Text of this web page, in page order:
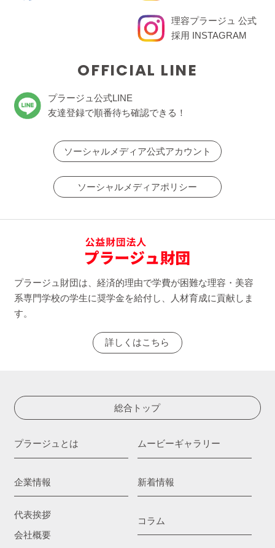
理容プラージュ 公式
採用 INSTAGRAM
OFFICIAL LINE
プラージュ公式LINE
友達登録で順番待ち確認できる！
ソーシャルメディア公式アカウント
ソーシャルメディアポリシー
プラージュ財団は、経済的理由で学費が困難な理容・美容
系専門学校の学生に奨学金を給付し、人材育成に貢献しま
す。
詳しくはこちら
総合トップ
プラージュとは
企業情報
代表挨拶
会社概要
ムービーギャラリー
新着情報
コラム